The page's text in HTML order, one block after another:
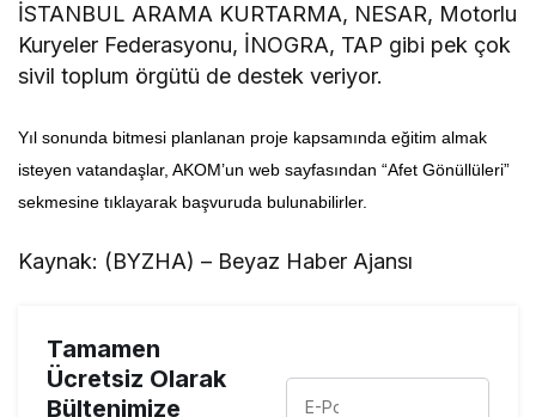
İSTANBUL ARAMA KURTARMA, NESAR, Motorlu
Kuryeler Federasyonu, İNOGRA, TAP gibi pek çok
sivil toplum örgütü de destek veriyor.
Yıl sonunda bitmesi planlanan proje kapsamında eğitim almak
isteyen vatandaşlar, AKOM’un web sayfasından “Afet Gönüllüleri”
sekmesine tıklayarak başvuruda bulunabilirler.
Kaynak: (BYZHA) – Beyaz Haber Ajansı
Tamamen
Ücretsiz Olarak
Bültenimize